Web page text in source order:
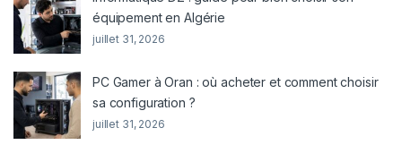
équipement en Algérie
juillet 31, 2026
PC Gamer à Oran : où acheter et comment choisir
sa configuration ?
juillet 31, 2026